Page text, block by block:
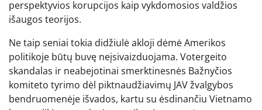
perspektyvios korupcijos kaip vykdomosios valdžios
išaugos teorijos.
Ne taip seniai tokia didžiulė akloji dėmė Amerikos
politikoje būtų buvę neįsivaizduojama. Votergeito
skandalas ir neabejotinai smerktinesnės Bažnyčios
komiteto tyrimo dėl piktnaudžiavimų JAV žvalgybos
bendruomenėje išvados, kartu su ėsdinančiu Vietnamo